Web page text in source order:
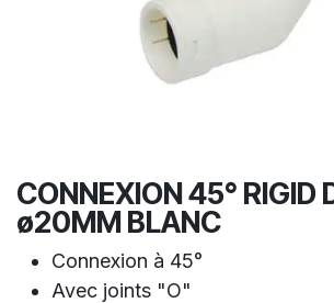
CONNEXION 45° RIGID
ø20MM BLANC
Connexion à 45°
Avec joints "O"